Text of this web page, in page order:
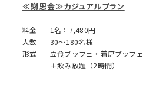
≪謝恩会≫カジュアルプラン
料金
1名：7,480円
人数
30～180名様
形式
立食ブッフェ・着席ブッフェ
＋飲み放題（2時間）